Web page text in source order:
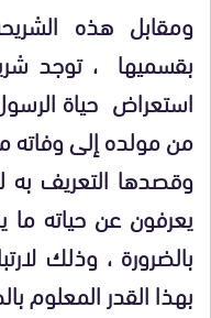
ومقابل هذه
بقسميها ، توجد
استعراض حياة
من مولده إلى وفاته
وقصدها التعريف به
يعرفون عن حياته
بالضرورة ، وذلك
بهذا القدر المعلوم